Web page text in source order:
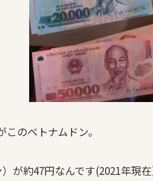
のベトナムドン。
が約47円なんです(2021年現